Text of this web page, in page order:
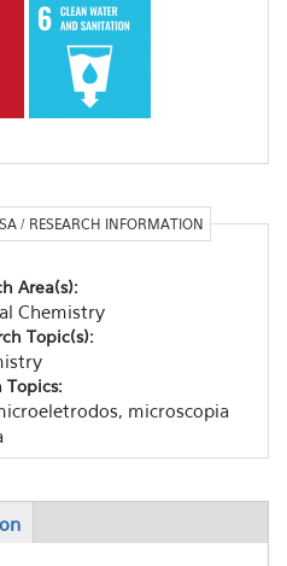
/ RESEARCH INFORMATION
Area(s):
Chemistry
Topic(s):
Topics:
microscopia